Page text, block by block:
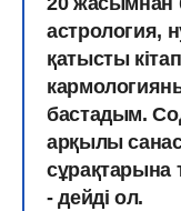
астрология,
қатысты
бастадым.
арқылы
сұрақтарына
- дейді ол.